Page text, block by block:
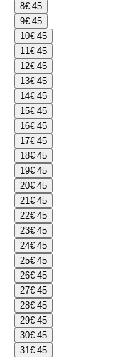
8€ 45
9€ 45
10€ 45
11€ 45
12€ 45
13€ 45
14€ 45
15€ 45
16€ 45
17€ 45
18€ 45
19€ 45
20€ 45
21€ 45
22€ 45
23€ 45
24€ 45
25€ 45
26€ 45
27€ 45
28€ 45
29€ 45
30€ 45
31€ 45